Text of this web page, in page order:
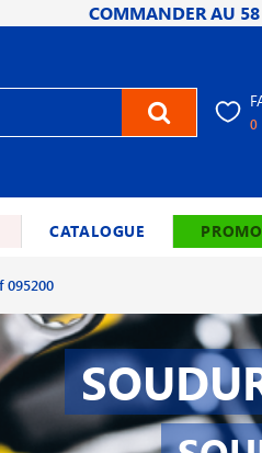
COMMANDER AU
0
CATALOGUE